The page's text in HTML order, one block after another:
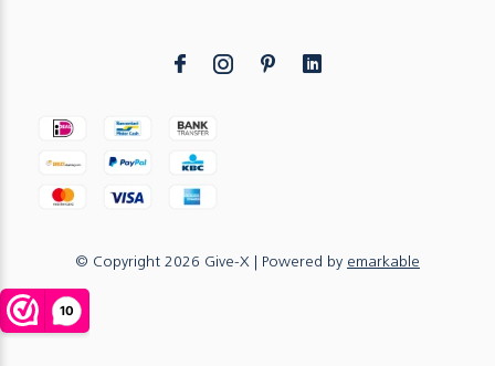
© Copyright 2026 Give-X | Powered by emarkable